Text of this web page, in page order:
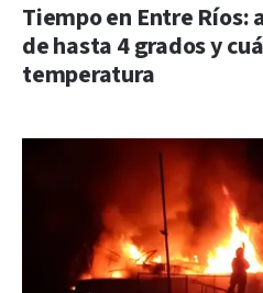
Tiempo en Entre
de hasta 4 grados y
temperatura